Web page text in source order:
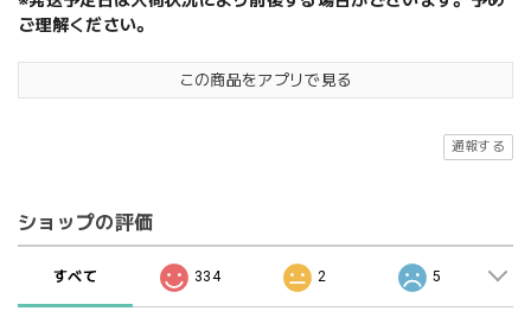
ご理解ください。
この商品をアプリで見る
通報する
ショップの評価
すべて 334 2 5